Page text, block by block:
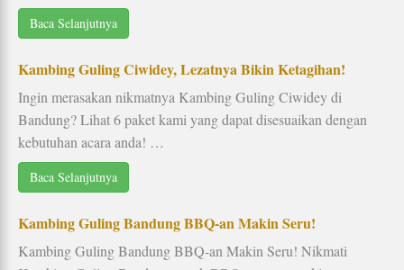
Baca Selanjutnya
Kambing Guling Ciwidey, Lezatnya Bikin Ketagihan!
Ingin merasakan nikmatnya Kambing Guling Ciwidey di
Bandung? Lihat 6 paket kami yang dapat disesuaikan dengan
kebutuhan acara anda! …
Baca Selanjutnya
Kambing Guling Bandung BBQ-an Makin Seru!
Kambing Guling Bandung BBQ-an Makin Seru! Nikmati